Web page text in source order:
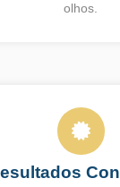
olhos.